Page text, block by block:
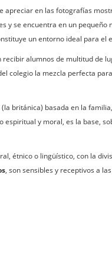
apreciar en las fotografías
y se encuentra en un
un entorno ideal para el
alumnos de multitud de
colegio la mezcla perfecta
británica) basada en la
y moral, es la base,
étnico o lingüístico, con la
, son sensibles y receptivos a